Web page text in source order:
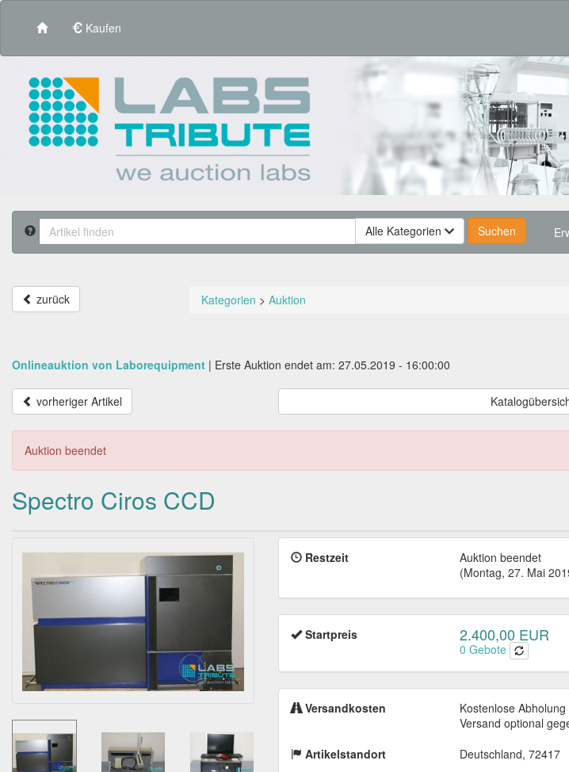
Kaufen
Alle Kategorien
zurück Kategorien > Auktion
Onlineauktion von Laborequipment | Erste Auktion endet am: 27.05.2019 - 16:00:00
vorheriger Artikel
Auktion beendet
Spectro Ciros CCD
Restzeit
Auktion beendet
(Montag, 27. Mai
Startpreis 2.400,00 EUR
0 Gebote
Versandkosten
Kostenlose Abholung
Versand optional
Artikelstandort
Deutschland, 72417